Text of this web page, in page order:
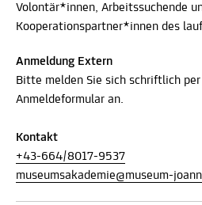
Volontär*innen, Arbeitssuchende
Kooperationspartner*innen des
Anmeldung Extern
Bitte melden Sie sich schriftlich
Anmeldeformular an.
Kontakt
+43-664/8017-9537
museumsakademie@museum-